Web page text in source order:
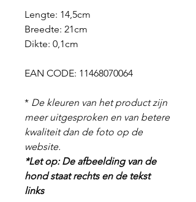
Lengte: 14,5cm
Breedte: 21cm
Dikte: 0,1cm
EAN CODE: 11468070064
* De kleuren van het product zijn
meer uitgesproken en van betere
kwaliteit dan de foto op de
website.
*Let op: De afbeelding van de
hond staat rechts en de tekst
links